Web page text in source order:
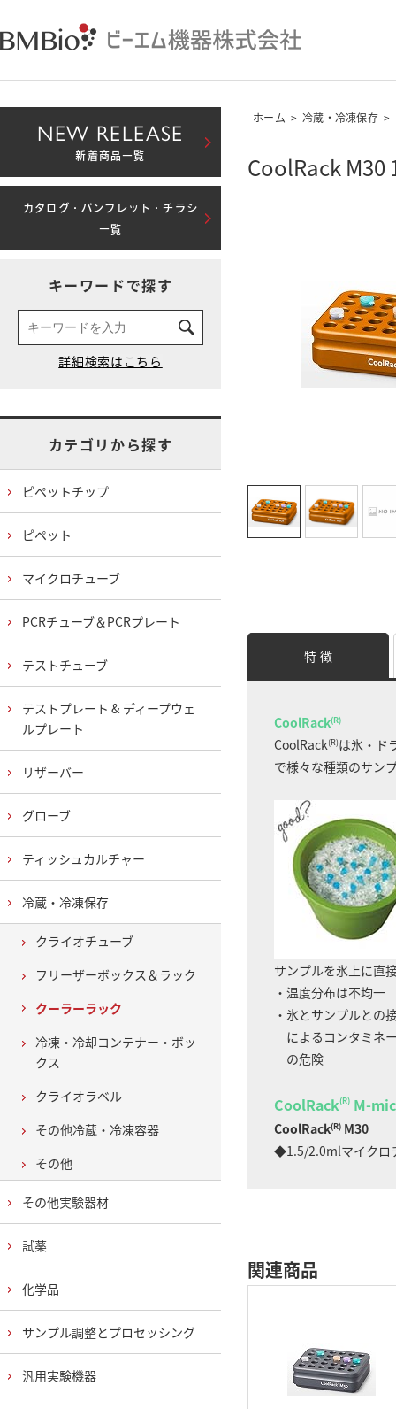
ホーム > 冷蔵・冷凍保存 >
CoolRack
特 徴
CoolRack(R)
CoolRack(R)は氷・ド
で様々な種類のサン
サンプルを氷上に直
・温度分布は不均一
・氷とサンプルとの
によるコンタミネ
の危険
CoolRack(R) M-
CoolRack(R) M30
◆1.5/2.0mlマイクロ
関連商品
NEW RELEASE
新着商品一覧
カタログ・パンフレット・チラシ
一覧
キーワードで探す
カテゴリから探す
ピペットチップ
ピペット
マイクロチューブ
PCRチューブ＆PCRプレート
テストチューブ
テストプレート & ディープウェ
ルプレート
リザーバー
グローブ
ティッシュカルチャー
冷蔵・冷凍保存
クライオチューブ
フリーザーボックス＆ラック
クーラーラック
冷凍・冷却コンテナー・ボッ
クス
クライオラベル
その他冷蔵・冷凍容器
その他
その他実験器材
試薬
化学品
サンプル調整とプロセッシング
汎用実験機器